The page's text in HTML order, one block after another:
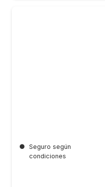
● Seguro según
condiciones